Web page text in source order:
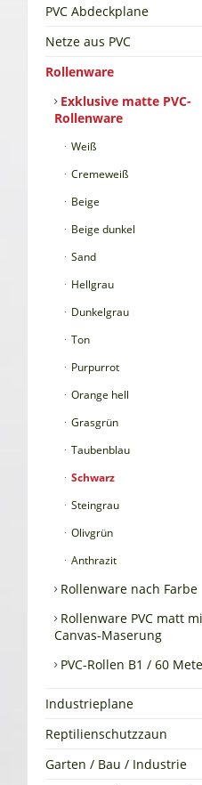
PVC Abdeckplane
Netze aus PVC
Rollenware
Exklusive matte PVC-
Rollenware
Weiß
Cremeweiß
Beige
Beige dunkel
Sand
Hellgrau
Dunkelgrau
Ton
Purpurrot
Orange hell
Grasgrün
Taubenblau
Schwarz
Steingrau
Olivgrün
Anthrazit
Rollenware nach Farbe
Rollenware PVC matt
Canvas-Maserung
PVC-Rollen B1 / 60
Industrieplane
Reptilienschutzzaun
Garten / Bau / Industrie